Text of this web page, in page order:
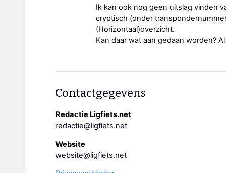
Ik kan ook nog geen uitslag vinden
cryptisch (onder
(Horizontaal)overzicht.
Kan daar wat aan gedaan worden?
Contactgegevens
Redactie Ligfiets.net
redactie@ligfiets.net
Website
website@ligfiets.net